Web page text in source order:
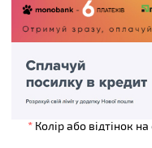
*Колір або відтінок